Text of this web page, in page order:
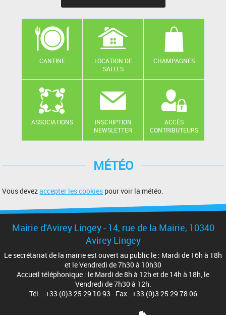
CANTINE
LOCATION DE
SALLES
CHAMPAGNES
ASSOCIATIONS
INSCRIPTION
NEWSLETTER
ACCÈS
CONTRIBUTEURS
MÉTÉO
Vous devezaccepter les cookies pour voir la météo.
Mairie d'Avirey Lingey - 14, rue de la Mairie, 10340
Avirey Lingey
Le secrétariat de la mairie est ouvert au public le : Mardi de 16h à 18h
et le Vendredi de 7h30 à 10h30
Accueil téléphonique : le Mardi de 8h à 12h et de 14h à 18h, le
Vendredi de 7h30 à 12h.
Tél. : +33 (0)3 25 29 10 93 - Fax : +33 (0)3 25 29 78 06